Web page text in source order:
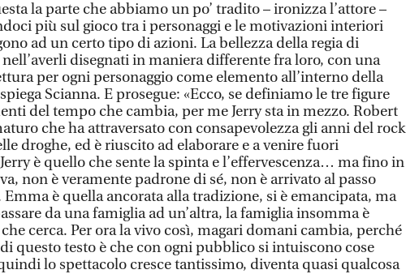
la parte che abbiamo un po’ tradito – ironizza l’attore –
più sul gioco tra i personaggi e le motivazioni interiori
ad un certo tipo di azioni. La bellezza della regia di
disegnati in maniera differente fra loro, con una
per ogni personaggio come elemento all’interno della
Scianna. E prosegue: «Ecco, se definiamo le tre figure
del tempo che cambia, per me Jerry sta in mezzo. Robert
che ha attraversato con consapevolezza gli anni del rock
droghe, ed è riuscito ad elaborare e a venire fuori
è quello che sente la spinta e l’effervescenza… ma fino in
non è veramente padrone di sé, non è arrivato al passo
Emma è quella ancorata alla tradizione, si è emancipata, ma
da una famiglia ad un’altra, la famiglia insomma è
cerca. Per ora la vivo così, magari domani cambia, perché
questo testo è che con ogni pubblico si intuiscono cose
lo spettacolo cresce tantissimo, diventa quasi qualcosa